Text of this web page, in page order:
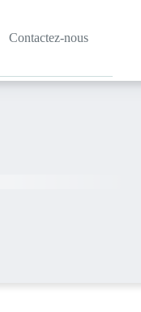
Contactez-nous